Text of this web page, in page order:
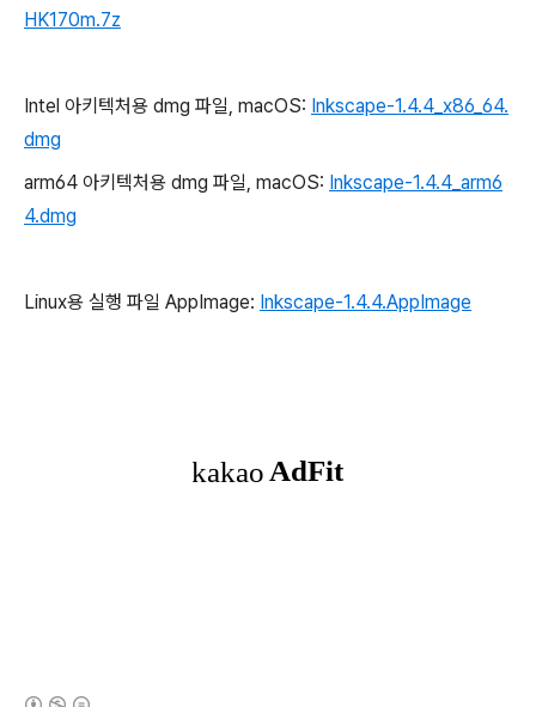
HK170m.7z
Intel 아키텍처용 dmg 파일, macOS: Inkscape-1.4.4_x86_64.
dmg
arm64 아키텍처용 dmg 파일, macOS: Inkscape-1.4.4_arm6
4.dmg
Linux용 실행 파일 AppImage: Inkscape-1.4.4.AppImage